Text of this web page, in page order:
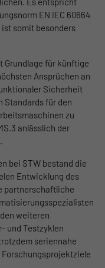
EN IEC 60664
somit besonders
Grundlage für künftige
Ansprüchen an
Sicherheit
Standards für den
zu
anlässlich der
bei STW bestand die
Entwicklung des
partnerschaftliche
weiteren
und Testzyklen
seriennahe
ID, die
Daten
die Website nutzt,
sich diesen Cookie
zu
auf
zu
von einem
verwendet.
eindeutigen
die auf